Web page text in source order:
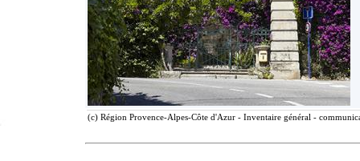
(c) Région Provence-Alpes-Côte d'Azur - Inventaire général -